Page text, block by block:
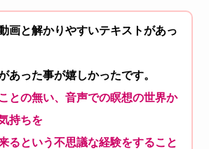
画と解かりやすいテキストがあっ
あった事が嬉しかったです。
との無い、 音声での瞑想の世界か
持ちを
るという不思議な経験をすること